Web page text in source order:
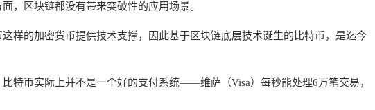
，区块链都没有带来突破性的应用场景。
样的加密货币提供技术支撑，因此基于区块链底层技术诞生的比特币，是迄今
特币实际上并不是一个好的支付系统——维萨（Visa）每秒能处理6万笔交易，